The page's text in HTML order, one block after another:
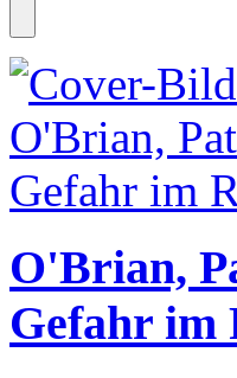
O'Brian,
Gefahr im